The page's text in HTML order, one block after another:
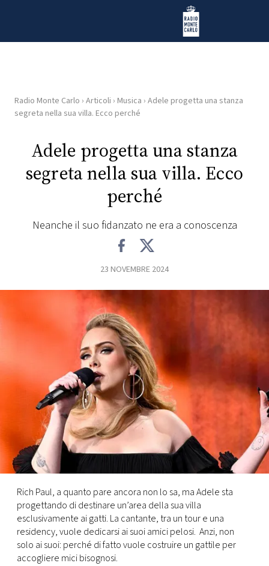
Radio Monte Carlo
HOME
RADIO
WEB
RADIO
PLAYLIST
FOTO
CONCORSI
VIDEO
TV
PRINCIPATO
MONACO
RMC
CONSIGLIA
Radio Monte Carlo › Articoli › Musica › Adele progetta una stanza
segreta nella sua villa. Ecco perché
Adele progetta una stanza
segreta nella sua villa. Ecco
perché
Neanche il suo fidanzato ne era a conoscenza
23 NOVEMBRE 2024
Rich Paul, a quanto pare ancora non lo sa, ma Adele sta
progettando di destinare un’area della sua villa
esclusivamente ai gatti. La cantante, tra un tour e una
residency, vuole dedicarsi ai suoi amici pelosi. Anzi, non
solo ai suoi: perché di fatto vuole costruire un gattile per
accogliere mici bisognosi.